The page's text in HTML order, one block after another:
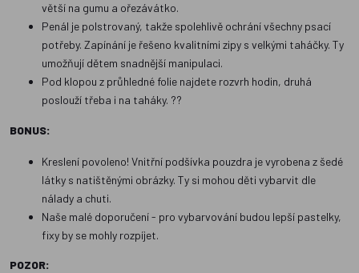
větší na gumu a ořezávátko.
Penál je polstrovaný, takže spolehlivě ochrání všechny psací
potřeby. Zapínání je řešeno kvalitními zipy s velkými taháčky. Ty
umožňují dětem snadnější manipulaci.
Pod klopou z průhledné folie najdete rozvrh hodin, druhá
poslouží třeba i na taháky. ??
BONUS:
Kreslení povoleno! Vnitřní podšívka pouzdra je vyrobena z šedé
látky s natištěnými obrázky. Ty si mohou děti vybarvit dle
nálady a chuti.
Naše malé doporučení - pro vybarvování budou lepší pastelky,
fixy by se mohly rozpíjet.
POZOR: